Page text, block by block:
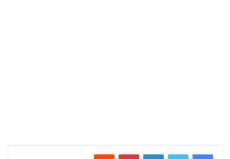
فيسبوك تويتر لينكدإن بينتيريست